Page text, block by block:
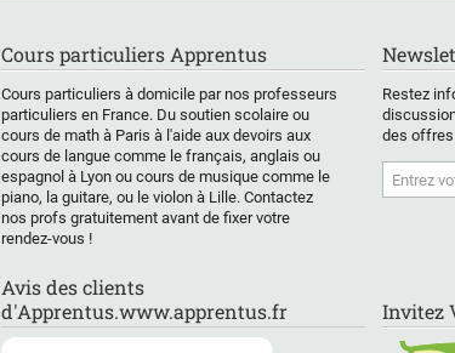
Cours particuliers Apprentus
Cours particuliers à domicile par nos professeurs
particuliers en France. Du soutien scolaire ou
cours de math à Paris à l'aide aux devoirs aux
cours de langue comme le français, anglais ou
espagnol à Lyon ou cours de musique comme le
piano, la guitare, ou le violon à Lille. Contactez
nos profs gratuitement avant de fixer votre
rendez-vous !
Restez
des
Avis des clients
d'Apprentus.www.apprentus.fr
Invitez